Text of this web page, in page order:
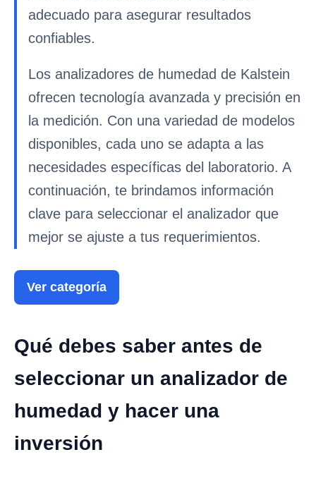
adecuado para asegurar resultados
confiables.
Los analizadores de humedad de Kalstein
ofrecen tecnología avanzada y precisión en
la medición. Con una variedad de modelos
disponibles, cada uno se adapta a las
necesidades específicas del laboratorio. A
continuación, te brindamos información
clave para seleccionar el analizador que
mejor se ajuste a tus requerimientos.
Ver categoría
Qué debes saber antes de
seleccionar un analizador de
humedad y hacer una
inversión